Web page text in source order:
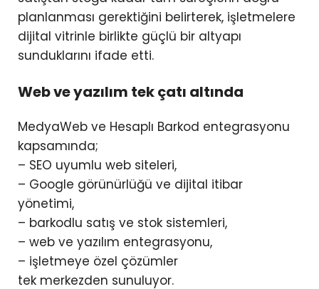
planlanması gerektiğini belirterek, işletmelere
dijital vitrinle birlikte güçlü bir altyapı
sunduklarını ifade etti.
Web ve yazılım tek çatı altında
MedyaWeb ve Hesaplı Barkod entegrasyonu
kapsamında;
– SEO uyumlu web siteleri,
– Google görünürlüğü ve dijital itibar
yönetimi,
– barkodlu satış ve stok sistemleri,
– web ve yazılım entegrasyonu,
– işletmeye özel çözümler
tek merkezden sunuluyor.